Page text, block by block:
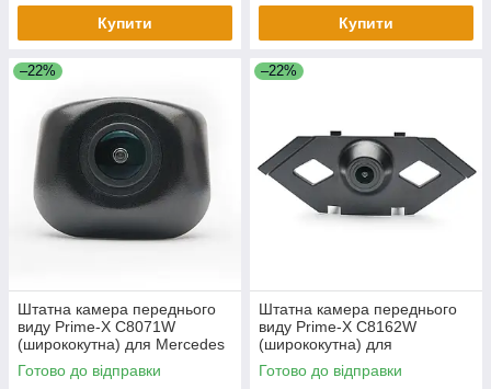
Купити Купити
–22%
Штатна камера переднього
виду Prime-X С8071W
(ширококутна) для Mercedes
S-Class W222, V222, X222
2015-2017
Готово до відправки
–22%
Штатна камера переднього
виду Prime-X C8162W
(ширококутна) для
Volkswagen Tiguan L 2016
2017
Готово до відправки